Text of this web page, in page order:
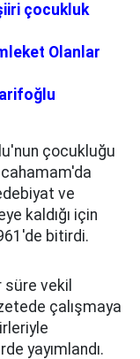
çocukluk
Olanlar
çocukluğu
ve
kaldığı için
bitirdi.
vekil
çalışmaya
yayımlandı.